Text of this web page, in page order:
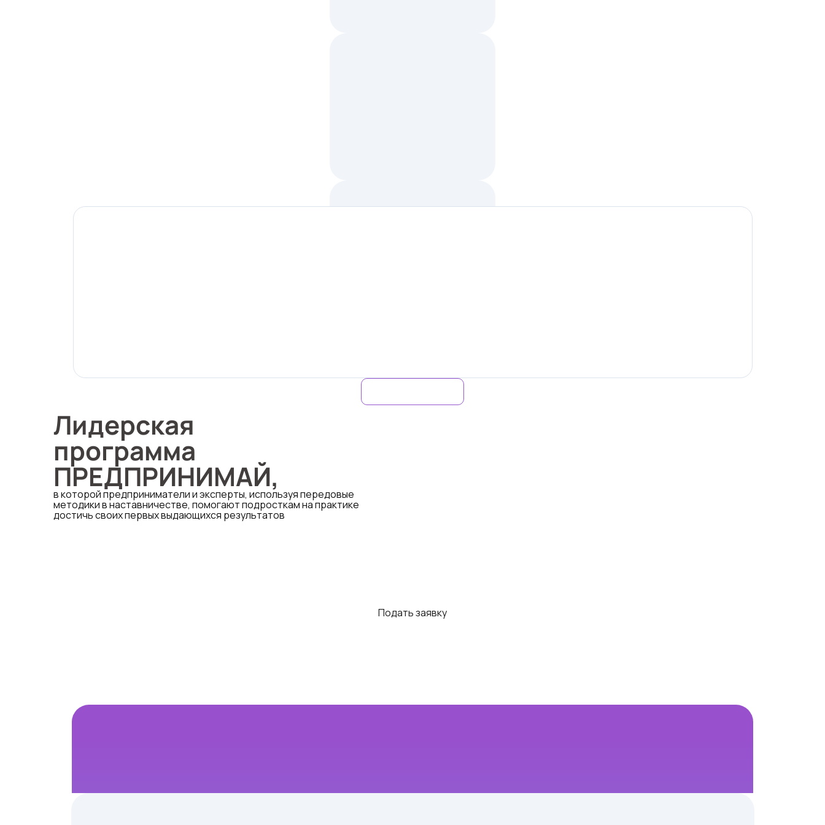
Лидерская
программа
ПРЕДПРИНИМАЙ,
в которой предприниматели и эксперты, используя передовые
методики в наставничестве, помогают подросткам на практике
достичь своих первых выдающихся результатов
Подать заявку